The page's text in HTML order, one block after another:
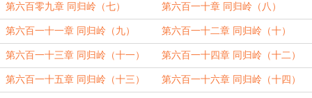
第六百零九章 同归岭（七） 第六百一十章 同归岭（八）
第六百一十一章 同归岭（九） 第六百一十二章 同归岭（十）
第六百一十三章 同归岭（十一） 第六百一十四章 同归岭（十二）
第六百一十五章 同归岭（十三） 第六百一十六章 同归岭（十四）